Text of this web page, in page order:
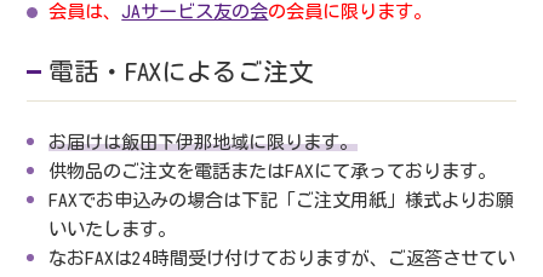
会員は、JAサービス友の会の会員に限ります。
電話・FAXによるご注文
お届けは飯田下伊那地域に限ります。
供物品のご注文を電話またはFAXにて承っております。
FAXでお申込みの場合は下記「ご注文用紙」様式よりお願
いいたします。
なおFAXは24時間受け付けておりますが、ご返答させてい